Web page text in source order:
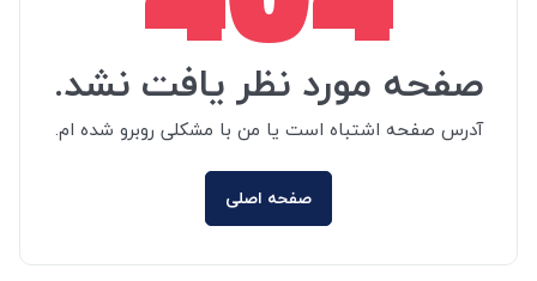
صفحه مورد نظر یافت نشد.
آدرس صفحه اشتباه است یا من با مشکلی روبرو شده ام.
صفحه اصلی